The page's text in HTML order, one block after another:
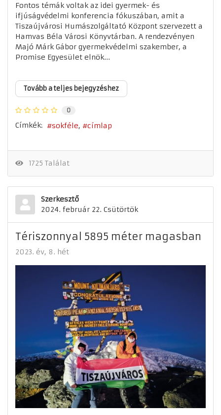
Fontos témák voltak az idei gyermek- és
ifjúságvédelmi konferencia fókuszában, amit a
Tiszaújvárosi Humászolgáltató Központ szervezett a
Hamvas Béla Városi Könyvtárban. A rendezvényen
Majó Márk Gábor gyermekvédelmi szakember, a
Promise Egyesület elnök...
Tovább a teljes bejegyzéshez
0
Címkék: sokféle címlap
1725 Találat
Szerkesztő
2024. február 22. Csütörtök
Tériszonnyal 5895 méter magasban
2023. év 8. hét